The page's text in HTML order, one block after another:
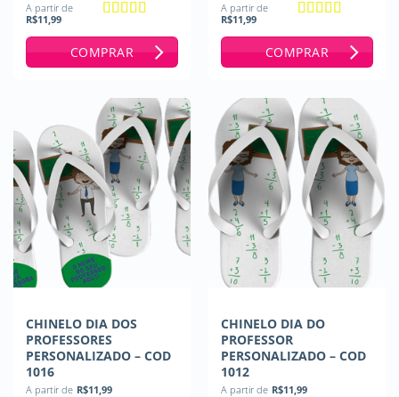
A partir de
R$11,99
COMPRAR
A partir de
R$11,99
COMPRAR
CHINELO DIA DOS
PROFESSORES
PERSONALIZADO – COD
1016
A partir de R$11,99
CHINELO DIA DO
PROFESSOR
PERSONALIZADO – COD
1012
A partir de R$11,99